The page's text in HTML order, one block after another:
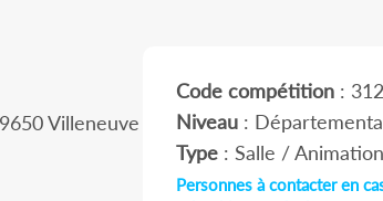
Villeneuve
Code compétition :
Niveau :
Type : Salle /
Personnes à contacter en